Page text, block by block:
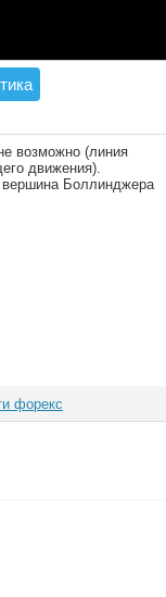
возможно (линия
движения).
Боллинджера
форекс